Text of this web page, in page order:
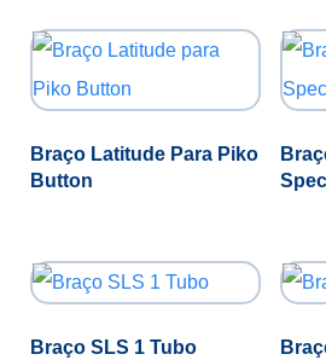
Braço Latitude Para Piko
Button
Braço SLS 1 Tubo